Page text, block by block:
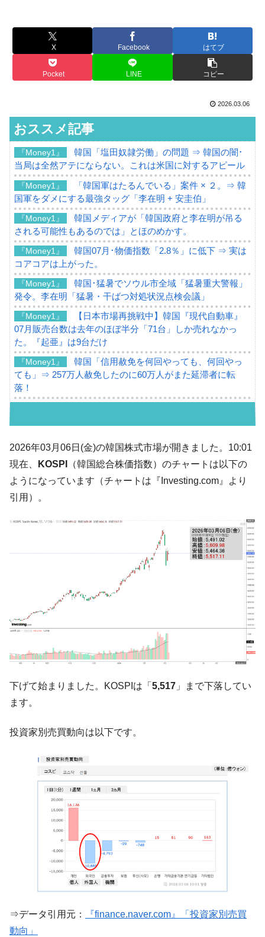
X Facebook はてブ
Pocket LINE コピー
2026.03.06
おススメ記事
『Money1』
韓国「塩田奴隷労働」の問題 ⇒ 韓国の闇･
当局は全然アテにならない。これは米国に対するアピール
『Money1』
「韓国軍はたるんでいる」案件 × ２。⇒ 韓
国軍をダメにする最強タッグ「李在明 + 安圭伯」
『Money1』
韓国メディアが「韓国政府と李在明が吊る
される可能性もあるのでは」とほのめかす。
『Money1』
韓国07月･物価指数「2.8％」に低下 ⇒ 実は
コアコアは上がった。
『Money1』
韓国･猛暑でソウル市全域「猛暑重大警報」
発令。李在明「猛暑・干ばつ対処状況点検会議」
『Money1』
【日本市場再挑戦中】韓国『現代自動車』
07月販売台数は去年のほぼ半分「71台」しか売れなかっ
た。『起亜』は9台だけ
『Money1』
韓国「信用赦免を何回やっても、何回やっ
ても」⇒ 257万人赦免したのに60万人がまた延滞者に転
落！
韓国「2026年07月の輸出入」絶好調。半導
体だけで410億ドル、輸出全体の41％もある
や、若者に起業させよう」⇒ どんな雇用対策だソレ。
ル。外平債の発行「19.4億ドル」
韓国「ここは北朝鮮なのか。選管がサーバ
ーにウソのデータを入力したのは明白だ」
韓国･李在明さっそく不動産対策で浅薄な発
『Money1』
韓国は「中国と同じく」投資に不適格な国
だ。
『韓国銀行』が「金の保有量を増やしま
す」⇒「金を経由するドル入手」手段ではないのか？
ル」まで拡大 ⇒ 海外資金の動きに強く左右される状態
『Money1』
『Money1』
韓国大統領府ボンクラ政策室長が告発され
『Money1』
韓国･警察職員が「丸刈りになって抗議活
『Money1』
韓国製造業「半導体絶好調」のウラで他業
種は全般的「不調」⇒ PSIが示す現況は決して良くない。
【米韓激突案件】韓国消費者院が『クーパ
ン』1人当たり賠償10万ウォンを認定 ⇒ 総額3兆7,000億
『Money1』 韓国で猛暑。南東部では干ばつ
『Money1』
2026年03月06日(金)の韓国株式市場が開きました。10:01
現在、
KOSPI
（韓国総合株価指数）のチャートは以下の
ようになっています（チャートは『Investing.com』より
引用）。
下げて始まりました。KOSPIは「 5,517 」まで下落してい
ます。
投資家別売買動向は以下です。
⇒データ引用元：
『finance.naver.com』「投資家別売買
動向」